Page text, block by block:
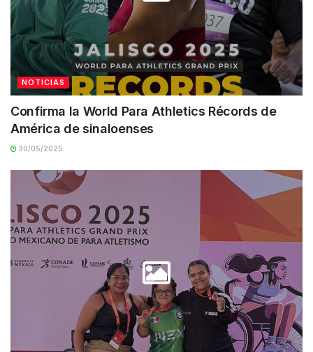
NOTICIAS
Confirma la World Para Athletics Récords de
América de sinaloenses
30/05/2025